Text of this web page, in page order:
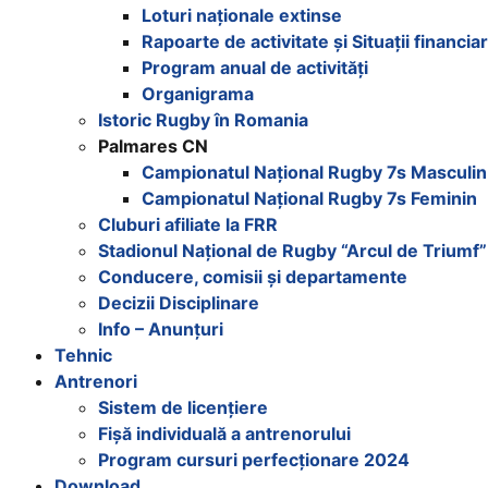
Loturi naționale extinse
Rapoarte de activitate și Situații
Program anual de activități
Organigrama
Istoric Rugby în Romania
Palmares CN
Campionatul Național Rugby 7s Masculin
Campionatul Național Rugby 7s Feminin
Cluburi afiliate la FRR
Stadionul Național de Rugby “Arcul de Triumf”
Conducere, comisii și departamente
Decizii Disciplinare
Info – Anunțuri
Tehnic
Antrenori
Sistem de licențiere
Fișă individuală a antrenorului
Program cursuri perfecționare 2024